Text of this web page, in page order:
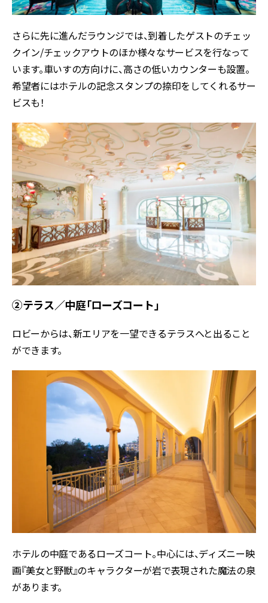
さらに先に進んだラウンジでは、到着したゲストのチェッ
クイン/チェックアウトのほか様々なサービスを行なって
います。車いすの方向けに、高さの低いカウンターも設置。
希望者にはホテルの記念スタンプの捺印をしてくれるサー
ビスも！
②テラス／中庭「ローズコート」
ロビーからは、新エリアを一望できるテラスへと出ること
ができます。
ホテルの中庭であるローズコート。中心には、ディズニー映
画『美女と野獣』のキャラクターが岩で表現された魔法の泉
があります。